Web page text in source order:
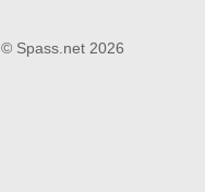
© Spass.net 2026